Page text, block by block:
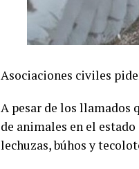
Asociaciones civiles
A pesar de los llamados
de animales en el
lechuzas, búhos y